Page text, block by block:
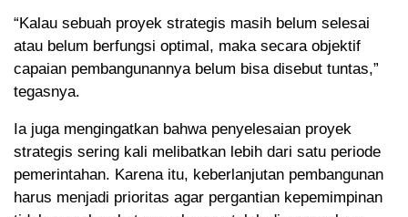
“Kalau sebuah proyek strategis masih belum selesai
atau belum berfungsi optimal, maka secara objektif
capaian pembangunannya belum bisa disebut tuntas,”
tegasnya.
Ia juga mengingatkan bahwa penyelesaian proyek
strategis sering kali melibatkan lebih dari satu periode
pemerintahan. Karena itu, keberlanjutan pembangunan
harus menjadi prioritas agar pergantian kepemimpinan